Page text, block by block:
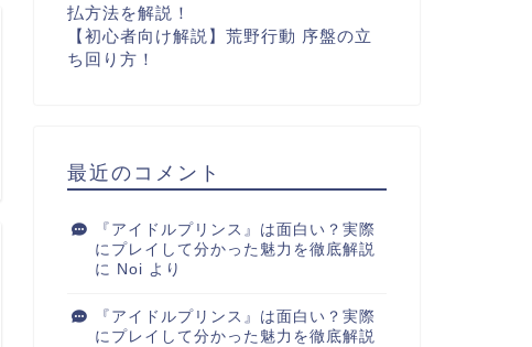
払方法を解説！
【初心者向け解説】荒野行動 序盤の立
ち回り方！
最近のコメント
『アイドルプリンス』は面白い？実際
にプレイして分かった魅力を徹底解説
に Noi より
『アイドルプリンス』は面白い？実際
にプレイして分かった魅力を徹底解説